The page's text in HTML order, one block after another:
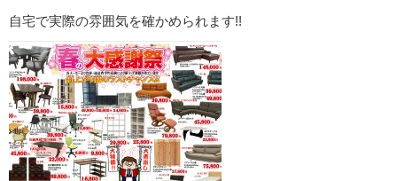
自宅で実際の雰囲気を確かめられます!!